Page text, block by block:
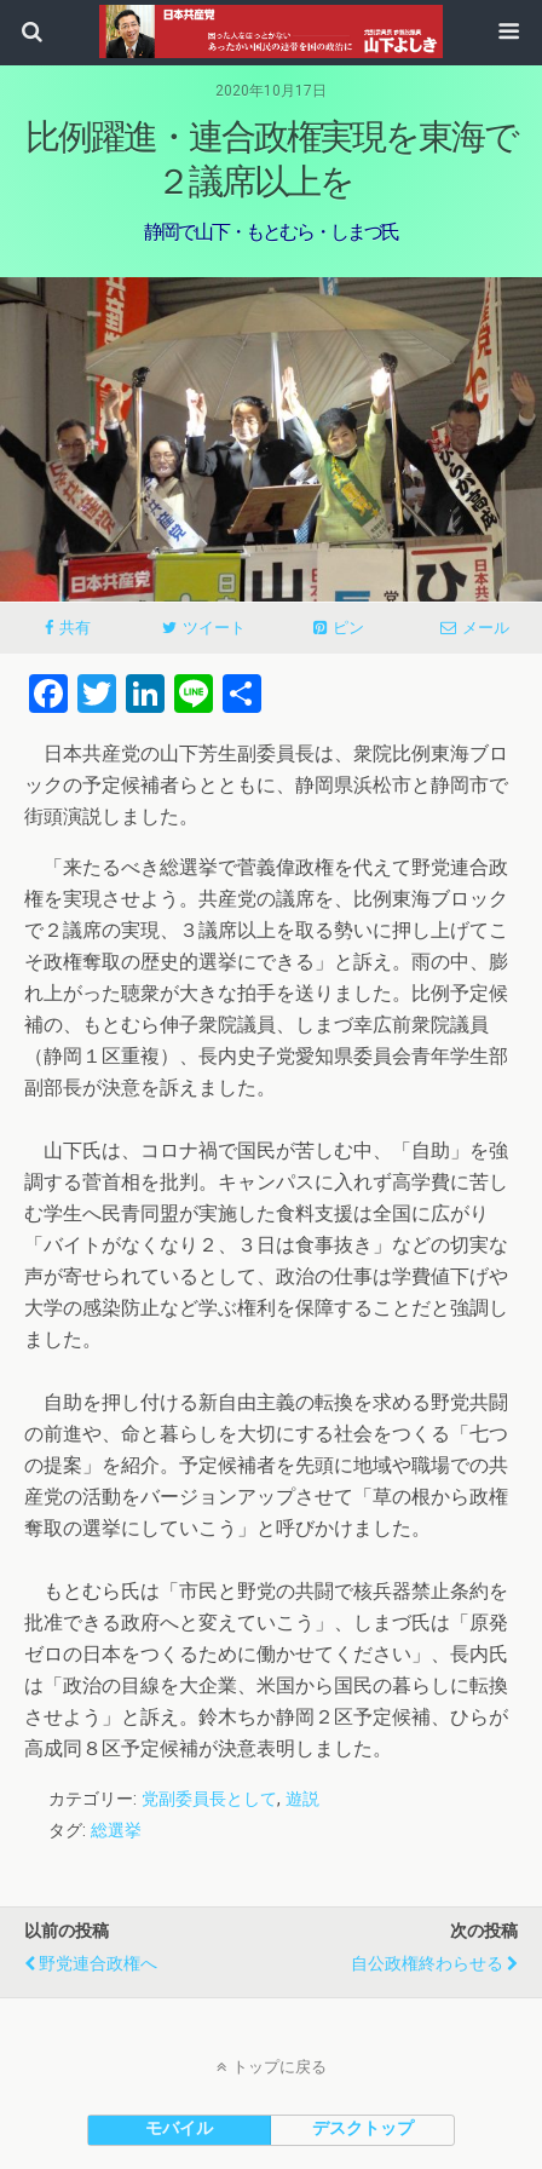
2020年10月17日
比例躍進・連合政権実現を東海で
２議席以上を
静岡で山下・もとむら・しまづ氏
共有 ツイート ピン メール
Facebook
Twitter
LinkedIn
Line
有
日本共産党の山下芳生副委員長は、衆院比例東海ブロ
ックの予定候補者らとともに、静岡県浜松市と静岡市で
街頭演説しました。
「来たるべき総選挙で菅義偉政権を代えて野党連合政
権を実現させよう。共産党の議席を、比例東海ブロック
で２議席の実現、３議席以上を取る勢いに押し上げてこ
そ政権奪取の歴史的選挙にできる」と訴え。雨の中、膨
れ上がった聴衆が大きな拍手を送りました。比例予定候
補の、もとむら伸子衆院議員、しまづ幸広前衆院議員
（静岡１区重複）、長内史子党愛知県委員会青年学生部
副部長が決意を訴えました。
山下氏は、コロナ禍で国民が苦しむ中、「自助」を強
調する菅首相を批判。キャンパスに入れず高学費に苦し
む学生へ民青同盟が実施した食料支援は全国に広がり
「バイトがなくなり２、３日は食事抜き」などの切実な
声が寄せられているとして、政治の仕事は学費値下げや
大学の感染防止など学ぶ権利を保障することだと強調し
ました。
自助を押し付ける新自由主義の転換を求める野党共闘
の前進や、命と暮らしを大切にする社会をつくる「七つ
の提案」を紹介。予定候補者を先頭に地域や職場での共
産党の活動をバージョンアップさせて「草の根から政権
奪取の選挙にしていこう」と呼びかけました。
もとむら氏は「市民と野党の共闘で核兵器禁止条約を
批准できる政府へと変えていこう」、しまづ氏は「原発
ゼロの日本をつくるために働かせてください」、長内氏
は「政治の目線を大企業、米国から国民の暮らしに転換
させよう」と訴え。鈴木ちか静岡２区予定候補、ひらが
高成同８区予定候補が決意表明しました。
カテゴリー: 党副委員長として, 遊説
タグ: 総選挙
以前の投稿
野党連合政権へ
次の投稿
自公政権終わらせる
トップに戻る
モバイル デスクトップ